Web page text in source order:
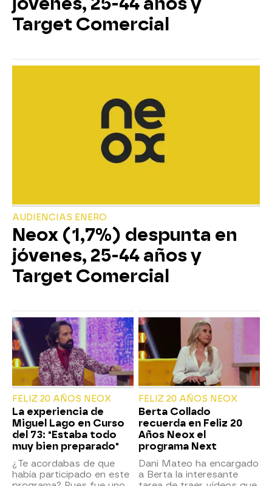
Target Comercial
AUDIENCIAS ENERO
Neox (1,7%) despunta en
jóvenes, 25-44 años y
Target Comercial
FELIZ 20 AÑOS NEOX
La experiencia de
Miguel Lago en Curso
del 73: "Estaba todo
muy bien preparado"
¿Te acordabas de que
había participado en este
FELIZ 20 AÑOS NEOX
Berta Collado
recuerda en Feliz 20
Años Neox el
programa Next
Dani Mateo ha encargado
a Berta la interesante